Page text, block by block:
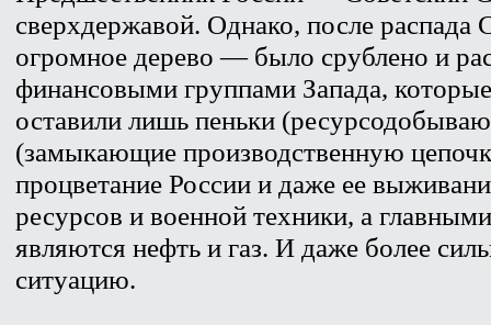
сверхдержавой. Однако, после
огромное дерево — было срублено и
финансовыми группами Запада,
оставили лишь пеньки
(замыкающие производственную
процветание России и даже ее
ресурсов и военной техники, а
являются нефть и газ. И даже более
ситуацию.